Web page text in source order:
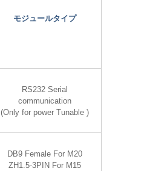
モジュールタイプ
RS232 Serial
communication
(Only for power Tunable )
DB9 Female For M20
ZH1.5-3PIN For M15